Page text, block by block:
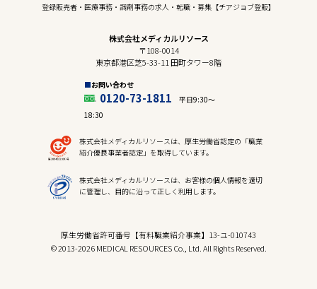
登録販売者・医療事務・調剤事務の求人・転職・募集【チアジョブ登販】
株式会社メディカルリソース
〒108-0014
東京都港区芝5-33-11 田町タワー8階
お問い合わせ
0120-73-1811
平日9:30〜
18:30
株式会社メディカルリソースは、厚生労働省認定の「職業
紹介優良事業者認定」を取得しています。
株式会社メディカルリソースは、お客様の個人情報を適切
に管理し、目的に沿って正しく利用します。
厚生労働省許可番号【有料職業紹介事業】13-ユ-010743
© 2013-2026 MEDICAL RESOURCES Co., Ltd. All Rights Reserved.